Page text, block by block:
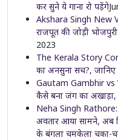
कर सुने ये गाना रो पड़ेंगे
Akshara Singh New
राजपूत की जोड़ी
2023
The Kerala Story
का अनसुना सच?, जानिए
Gautam Gambhir
कैसे बना जंग का
Neha Singh Rathore:
अवतार आया सामने, अब
के बंगला चमकेला चका-